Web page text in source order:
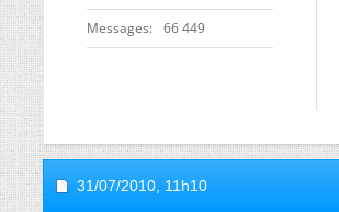
Messages 66 449
31/07/2010, 11h10